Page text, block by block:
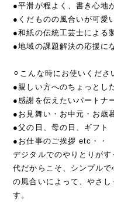
●平滑が程よく、書き心地
●くだものの風合いが可愛
●和紙の伝統工芸士による
●地域の課題解決の応援に
⚪︎こんな時にお使いくださ
●親しい方へのちょっとし
●感謝を伝えたいパートナ
●お見舞い・お中元・お歳
●父の日、母の日、ギフト
●お仕事のご挨拶 etc・・
デジタルでのやりとりが
代だからこそ、シンプル
の風合いによって、やさ
す。